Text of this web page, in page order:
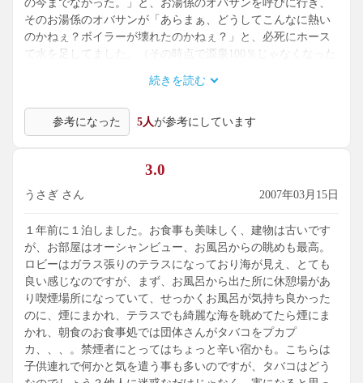
の今までなかった。」と、お湯係のオバサンを呼びに行き、
そのお湯係のオバサンが「あらまぁ、どうしてこんなに熱い
のかねぇ？ボイラーが壊れたのかねぇ？」と、必死にホース
で水を足してました。（その時点で源泉100％じゃなくなった
「今は熱くて入れないから、あと30分ぐらいしたら来てよ」
と言われ、立ち上がったら、きれいにクッキリ下半身だけ真
っ赤になった状態を「あらあら真っ赤！」と、笑われてしま
いました。えへ。
「日帰り・個室で食事プラン」ってのを予約して行ったんで
すが、結構これが豪華でした。
れてきました。半分以上は食べたけど、さすがに全部は食べ
切れず…。
部屋は古かったなぁ。窓もなかなか開かなかった。
改装でもしてキレイになったらまた行きたいですね。
続きを読む
参考になった 5人が参考にしています
3.0
うさぎ さん 2007年03月15日
１年前に１泊しました。お食事も美味しく、建物は古いです
が、お部屋はオーシャンビュー、お風呂からの眺めも最高。
ロビーはガラス張りのテラスになっており海が見え、とても
良い感じなのですが、まず、お風呂から出た所に休憩場があ
り喫煙場所になっていて、せっかくお風呂が気持ち良かった
のに、煙にまかれ、テラスでも綺麗な海を眺めてたら煙にま
かれ、朝食のお食事処では団体さんがタバコをプカプ
カ、、、。禁煙者にとってはちょっと辛い宿かも。こちらは
子供連れで何かと気を遣う事も多いのですが、タバコはどう